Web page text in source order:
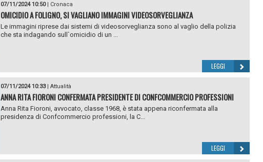
07/11/2024 10:50| Cronaca
OMICIDIO A FOLIGNO, SI VAGLIANO IMMAGINI VIDEOSORVEGLIANZA
Le immagini riprese dai sistemi di videosorveglianza sono al vaglio della polizia
che sta indagando sull`omicidio di un ...
LEGGI
07/11/2024 10:33| Attualità
ANNA RITA FIORONI CONFERMATA PRESIDENTE DI CONFCOMMERCIO PROFESSIONI
Anna Rita Fioroni, avvocato, classe 1968, è stata appena riconfermata alla
presidenza di Confcommercio professioni, la C...
LEGGI